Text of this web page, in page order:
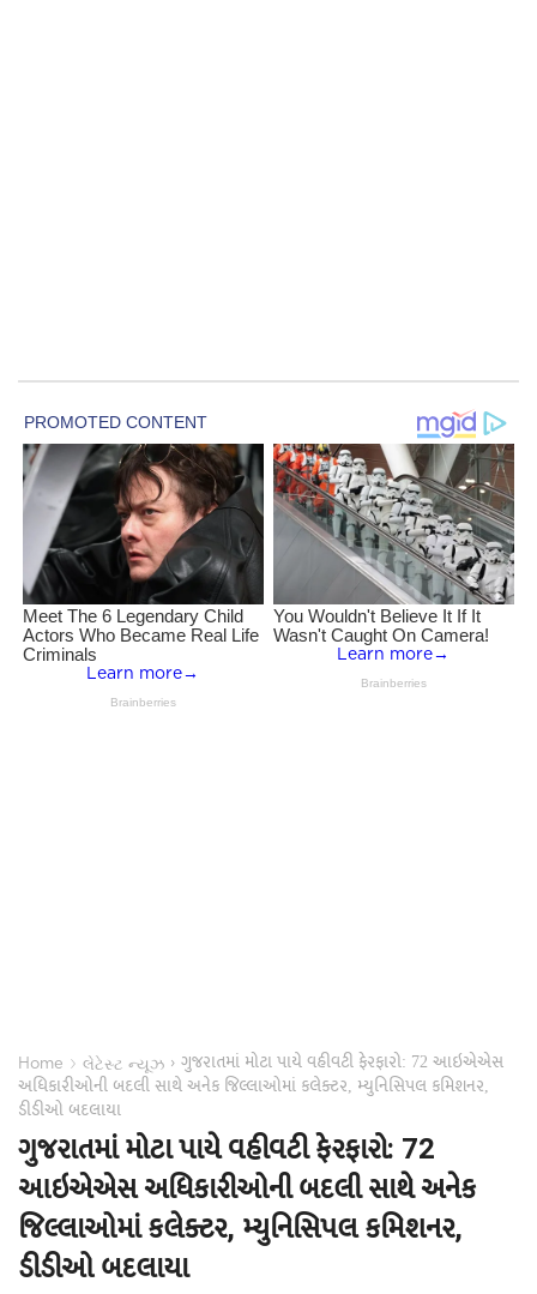
Home › લેટેસ્ટ ન્યૂઝ › ગુજરાતમાં મોટા પાયે વહીવટી ફેરફારો: 72 આઇએએસ
અધિકારીઓની બદલી સાથે અનેક જિલ્લાઓમાં કલેક્ટર, મ્યુનિસિપલ કમિશનર,
ડીડીઓ બદલાયા
ગુજરાતમાં મોટા પાયે વહીવટી ફેરફારો: 72
આઇએએસ અધિકારીઓની બદલી સાથે અનેક
જિલ્લાઓમાં કલેક્ટર, મ્યુનિસિપલ કમિશનર,
ડીડીઓ બદલાયા